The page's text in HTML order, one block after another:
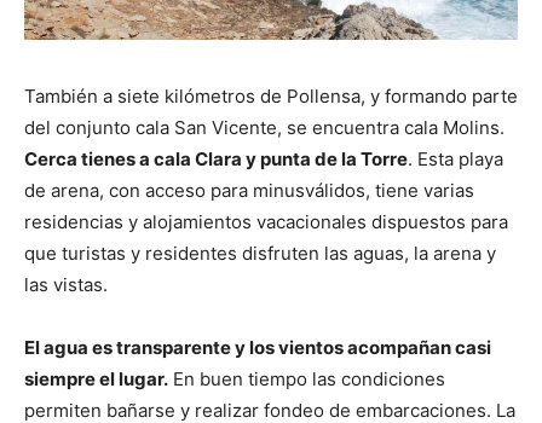
También a siete kilómetros de Pollensa, y formando parte
del conjunto cala San Vicente, se encuentra cala Molins.
Cerca tienes a cala Clara y punta de la Torre. Esta playa
de arena, con acceso para minusválidos, tiene varias
residencias y alojamientos vacacionales dispuestos para
que turistas y residentes disfruten las aguas, la arena y
las vistas.
El agua es transparente y los vientos acompañan casi
siempre el lugar. En buen tiempo las condiciones
permiten bañarse y realizar fondeo de embarcaciones. La